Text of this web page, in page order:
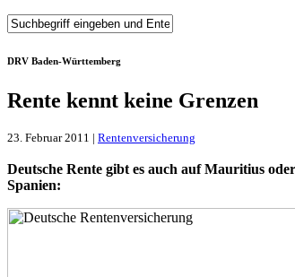
DRV Baden-Württemberg
Rente kennt keine Grenzen
23. Februar 2011 | Rentenversicherung
Deutsche Rente gibt es auch auf Mauritius
Spanien: